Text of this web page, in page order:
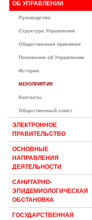
ОБ УПРАВЛЕНИИ
Руководство
Структура Управления
Общественная приемная
Положение об Управлении
История
МЕРОПРИЯТИЯ
Контакты
Общественный совет
ЭЛЕКТРОННОЕ
ПРАВИТЕЛЬСТВО
ОСНОВНЫЕ
НАПРАВЛЕНИЯ
ДЕЯТЕЛЬНОСТИ
САНИТАРНО-
ЭПИДЕМИОЛОГИЧЕСКАЯ
ОБСТАНОВКА
ГОСУДАРСТВЕННАЯ